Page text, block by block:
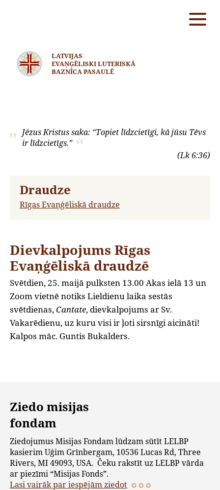
LATVIJAS
EVAŅĢĒLISKI LUTERISKĀ
BAZNĪCA PASAULĒ
Jēzus Kristus saka: “Topiet līdzcietīgi, kā jūsu Tēvs
ir līdzcietīgs.”
(Lk 6:36)
Draudze
Rīgas Evaņģēliskā draudze
Dievkalpojums Rīgas
Evaņģēliskā draudzē
Svētdien, 25. maijā pulksten 13.00 Akas ielā 13 un
Zoom vietnē notiks Lieldienu laika sestās
svētdienas,Cantate, dievkalpojums ar Sv.
Vakarēdienu, uz kuru visi ir ļoti sirsnīgi aicināti!
Kalpos māc. Guntis Bukalders.
Ziedo misijas
fondam
Ziedojumus Misijas Fondam lūdzam sūtīt LELBP
kasierim Uģim Grīnbergam, 10536 Lucas Rd, Three
Rivers, MI 49093, USA. Čeku rakstīt uz LELBP vārda
ar piezīmi “Misijas Fonds”.
Lasi vairāk par iespējām ziedot